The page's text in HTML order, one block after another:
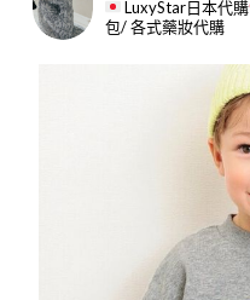
LuxyStar日本代購
包/ 各式藥妝代購